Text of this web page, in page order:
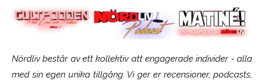
Nördliv består av ett kollektiv att engagerade individer - alla
med sin egen unika tillgång. Vi ger er recensioner, podcasts,